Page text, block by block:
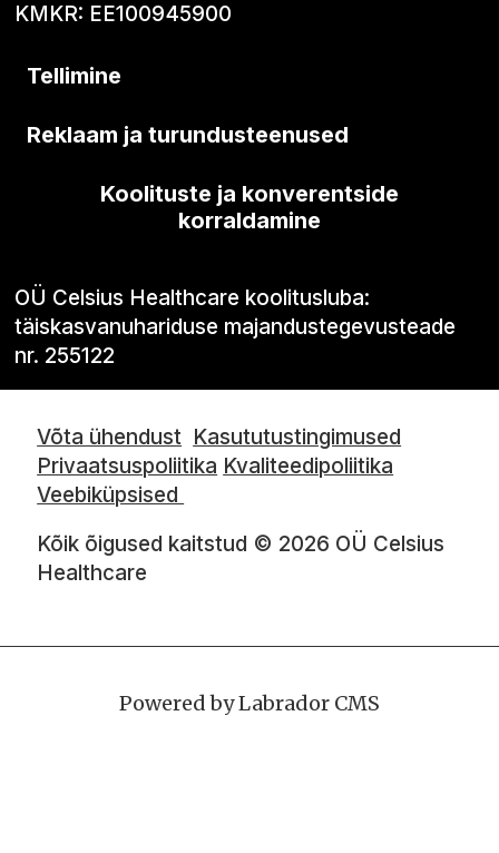
KMKR: EE100945900
Tellimine
Reklaam ja turundusteenused
Koolituste ja konverentside
korraldamine
OÜ Celsius Healthcare koolitusluba:
täiskasvanuhariduse majandustegevusteade
nr. 255122
Võta ühendust Kasututustingimused
Privaatsuspoliitika Kvaliteedipoliitika
Veebiküpsised
Kõik õigused kaitstud © 2026 OÜ Celsius
Healthcare
Powered by Labrador CMS